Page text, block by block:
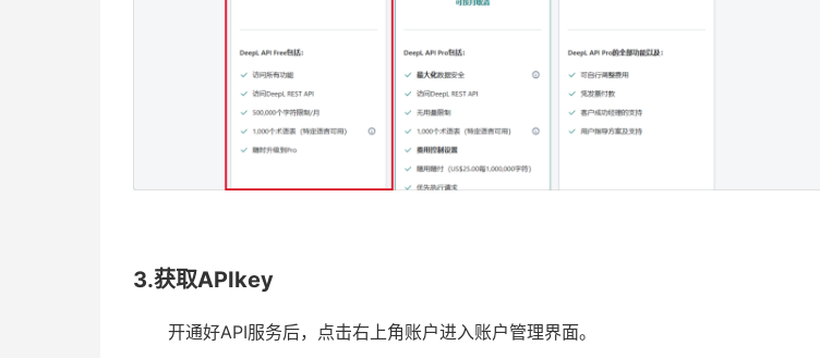
3.获取APIkey
开通好API服务后，点击右上角账户进入账户管理界面。